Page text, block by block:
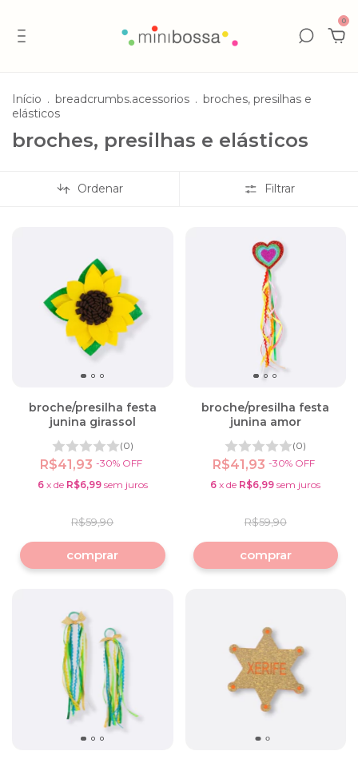
0
Início . breadcrumbs.acessorios . broches, presilhas e
elásticos
broches, presilhas e elásticos
Ordenar Filtrar
broche/presilha festa
junina girassol
(0)
R$41,93 -30% OFF
R$59,90
6 x de R$6,99 sem juros
broche/presilha festa
junina amor
(0)
R$41,93-30% OFF
R$59,90
6 xde R$6,99 sem juros